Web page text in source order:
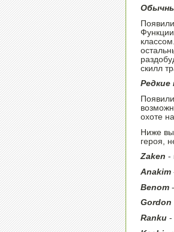
скилл
охоте
Ниже вы
героя,
Zaken -
Anakim
Benom
Gordon
Ranku -